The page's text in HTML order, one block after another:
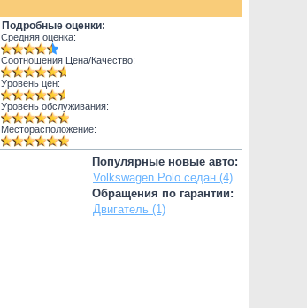
Подробные оценки:
Средняя оценка:
Соотношения Цена/Качество:
Уровень цен:
Уровень обслуживания:
Месторасположение:
Популярные новые авто:
Volkswagen Polo седан (4)
Обращения по гарантии:
Двигатель (1)